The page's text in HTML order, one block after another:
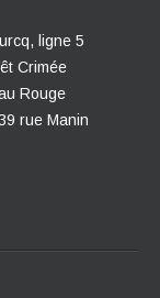
ligne 5
Crimée
Rouge
rue Manin